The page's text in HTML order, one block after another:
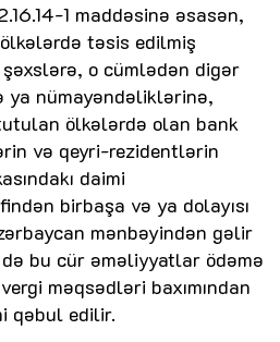
1 maddəsinə əsasən,
təsis edilmiş
o cümlədən digər
nümayəndəliklərinə,
ölkələrdə olan bank
və qeyri-rezidentlərin
daimi
birbaşa və ya dolayısı
mənbəyindən gəlir
bu cür əməliyyatlar ödəmə
məqsədləri baxımından
qəbul edilir.